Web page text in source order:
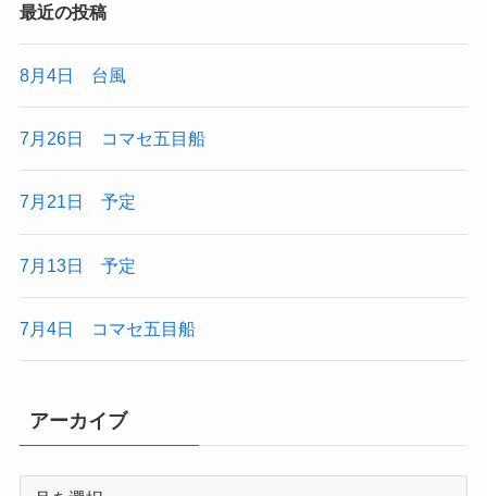
最近の投稿
8月4日 台風
7月26日 コマセ五目船
7月21日 予定
7月13日 予定
7月4日 コマセ五目船
アーカイブ